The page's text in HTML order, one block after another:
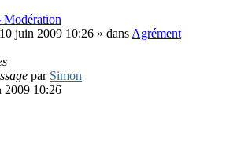
Modération
juin 2009 10:26 » dans Agrément
par Simon
2009 10:26